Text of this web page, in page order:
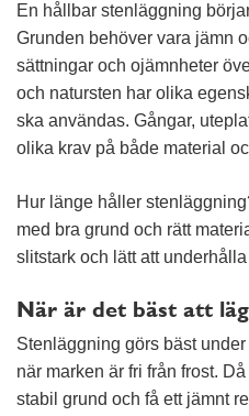
En hållbar stenläggning
Grunden behöver vara jämn
sättningar och ojämnheter
och natursten har olika
ska användas. Gångar,
olika krav på både material
Hur länge håller
med bra grund och rätt
slitstark och lätt att
När är det bäst att
Stenläggning görs bäst
när marken är fri från frost.
stabil grund och få ett jämnt